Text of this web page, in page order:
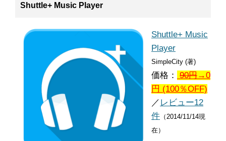
Shuttle+ Music Player
Shuttle+ Music
Player
SimpleCity (著)
価格： 90円→0
円 (100％OFF)
／ レビュー12
件 （2014/11/14現
在）